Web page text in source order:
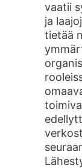
vaatii
ja
tietää